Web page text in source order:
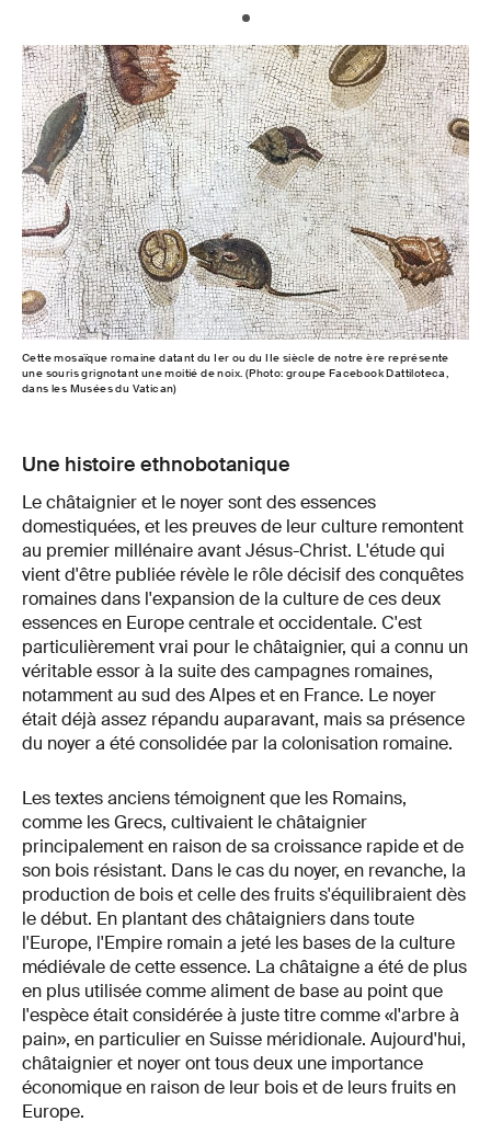
Cette mosaïque romaine datant du Ier ou du IIe siècle de notre ère représente
une souris grignotant une moitié de noix. (Photo: groupe Facebook Dattiloteca,
dans les Musées du Vatican)
Une histoire ethnobotanique
Le châtaignier et le noyer sont des essences
domestiquées, et les preuves de leur culture remontent
au premier millénaire avant Jésus-Christ. L'étude qui
vient d'être publiée révèle le rôle décisif des conquêtes
romaines dans l'expansion de la culture de ces deux
essences en Europe centrale et occidentale. C'est
particulièrement vrai pour le châtaignier, qui a connu un
véritable essor à la suite des campagnes romaines,
notamment au sud des Alpes et en France. Le noyer
était déjà assez répandu auparavant, mais sa présence
du noyer a été consolidée par la colonisation romaine.
Les textes anciens témoignent que les Romains,
comme les Grecs, cultivaient le châtaignier
principalement en raison de sa croissance rapide et de
son bois résistant. Dans le cas du noyer, en revanche, la
production de bois et celle des fruits s'équilibraient dès
le début. En plantant des châtaigniers dans toute
l'Europe, l'Empire romain a jeté les bases de la culture
médiévale de cette essence. La châtaigne a été de plus
en plus utilisée comme aliment de base au point que
l'espèce était considérée à juste titre comme «l'arbre à
pain», en particulier en Suisse méridionale. Aujourd'hui,
châtaignier et noyer ont tous deux une importance
économique en raison de leur bois et de leurs fruits en
Europe.